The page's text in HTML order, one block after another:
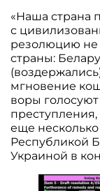
«Наша страна
с
резолюцию не
страны:
мгновение
воры
еще несколько
Республикой
Украиной в